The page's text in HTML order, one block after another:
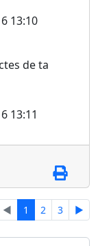
13:10
de ta
13:11
◄ 1 2 3 ►